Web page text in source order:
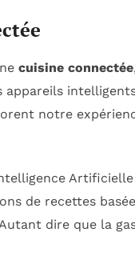
cuisine connectée
notre
de recettes
dire que la